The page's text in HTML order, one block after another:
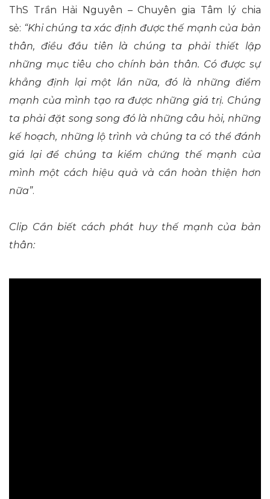
ThS Trần Hải Nguyên – Chuyên gia Tâm lý chia
sẻ: “Khi chúng ta xác định được thế mạnh của bản
thân, điều đầu tiên là chúng ta phải thiết lập
những mục tiêu cho chính bản thân. Có được sự
khẳng định lại một lần nữa, đó là những điểm
mạnh của mình tạo ra được những giá trị. Chúng
ta phải đặt song song đó là những câu hỏi, những
kế hoạch, những lộ trình và chúng ta có thể đánh
giá lại để chúng ta kiểm chứng thế mạnh của
mình một cách hiệu quả và cần hoàn thiện hơn
nữa”.
Clip Cần biết cách phát huy thế mạnh của bản
thân: